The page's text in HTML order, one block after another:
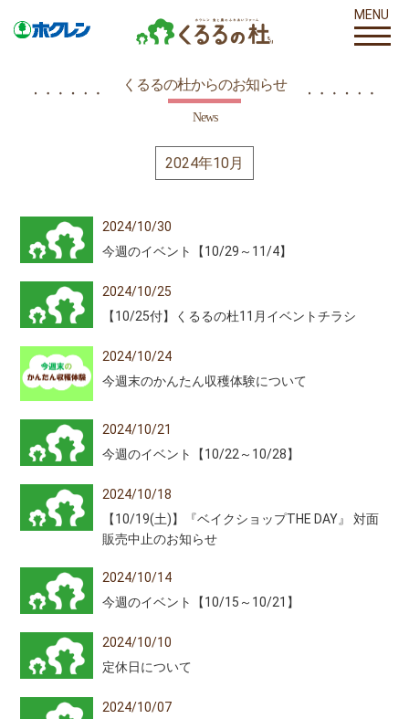
MENU
くるるの杜からのお知らせ
News
2024年10月
2024/10/30
今週のイベント【10/29～11/4】
2024/10/25
【10/25付】くるるの杜11月イベントチラシ
2024/10/24
今週末のかんたん収穫体験について
2024/10/21
今週のイベント【10/22～10/28】
2024/10/18
【10/19(土)】『ベイクショップTHE DAY』 対面
販売中止のお知らせ
2024/10/14
今週のイベント【10/15～10/21】
2024/10/10
定休日について
2024/10/07